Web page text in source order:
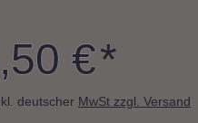
€*
deutscher MwSt zzgl. Versand